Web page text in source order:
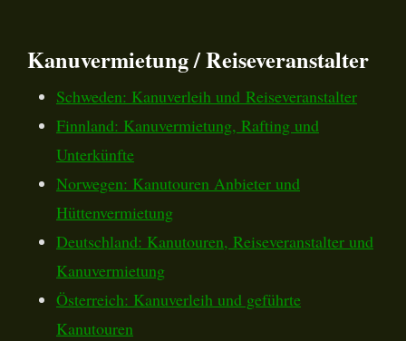
Kanuvermietung / Reiseveranstalter
Schweden: Kanuverleih und Reiseveranstalter
Finnland: Kanuvermietung, Rafting und
Unterkünfte
Norwegen: Kanutouren Anbieter und
Hüttenvermietung
Deutschland: Kanutouren, Reiseveranstalter und
Kanuvermietung
Österreich: Kanuverleih und geführte
Kanutouren